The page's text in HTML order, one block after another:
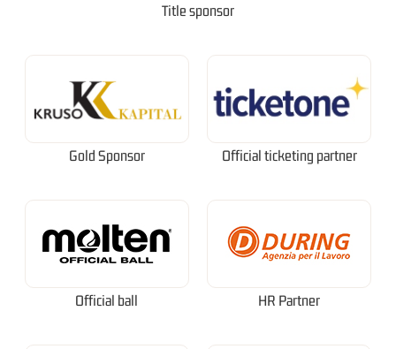
Title sponsor
Gold Sponsor Official ticketing partner
Official ball HR Partner